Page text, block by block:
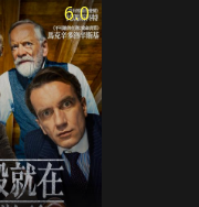
6.0